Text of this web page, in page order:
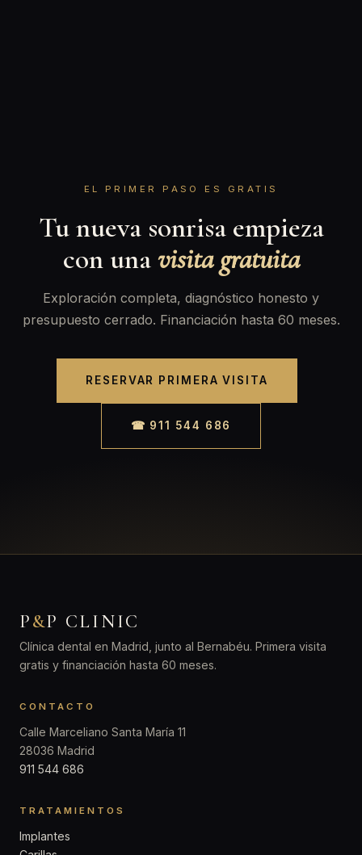
EL PRIMER PASO ES GRATIS
Tu nueva sonrisa empieza
con unavisita gratuita
Exploración completa, diagnóstico honesto y
presupuesto cerrado. Financiación hasta 60 meses.
RESERVAR PRIMERA VISITA
☎ 911 544 686
P&P CLINIC
Clínica dental en Madrid, junto al Bernabéu. Primera visita
gratis y financiación hasta 60 meses.
CONTACTO
Calle Marceliano Santa María 11
28036 Madrid
911 544 686
TRATAMIENTOS
Implantes